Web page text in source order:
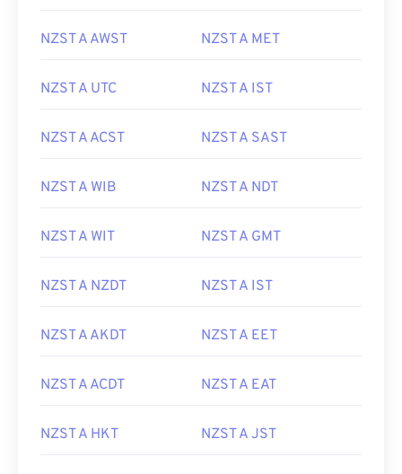
NZST A AWST NZST A MET
NZST A UTC NZST A IST
NZST A ACST NZST A SAST
NZST A WIB NZST A NDT
NZST A WIT NZST A GMT
NZST A NZDT NZST A IST
NZST A AKDT NZST A EET
NZST A ACDT NZST A EAT
NZST A HKT NZST A JST